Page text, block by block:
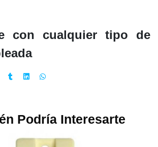
con cualquier tipo de
Podría Interesarte